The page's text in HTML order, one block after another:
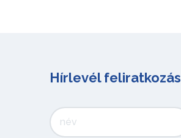
Hírlevél feliratkozás